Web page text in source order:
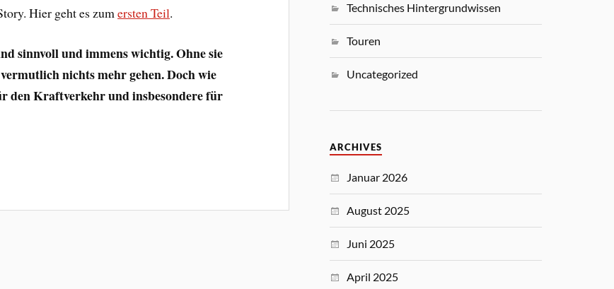
Hier geht es zumersten Teil.
sinnvoll und immens wichtig. Ohne sie
nichts mehr gehen. Doch wie
den Kraftverkehr und insbesondere für
Technisches Hintergrundwissen
Touren
Uncategorized
ARCHIVES
Januar 2026
August 2025
Juni 2025
April 2025